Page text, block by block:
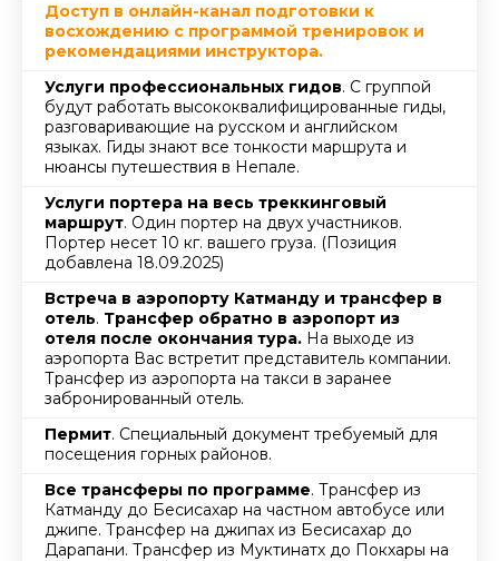
Доступ в онлайн-канал подготовки к
восхождению с программой тренировок и
рекомендациями инструктора.
Услуги профессиональных гидов. С группой
будут работать высококвалифицированные гиды,
разговаривающие на русском и английском
языках. Гиды знают все тонкости маршрута и
нюансы путешествия в Непале.
Услуги портера на весь треккинговый
маршрут. Один портер на двух участников.
Портер несет 10 кг. вашего груза. (Позиция
добавлена 18.09.2025)
Встреча в аэропорту Катманду и трансфер в
отель. Трансфер обратно в аэропорт из
отеля после окончания тура. На выходе из
аэропорта Вас встретит представитель компании.
Трансфер из аэропорта на такси в заранее
забронированный отель.
Пермит. Специальный документ требуемый для
посещения горных районов.
Все трансферы по программе. Трансфер из
Катманду до Бесисахар на частном автобусе или
джипе. Трансфер на джипах из Бесисахар до
Дарапани. Трансфер из Муктинатх до Покхары на